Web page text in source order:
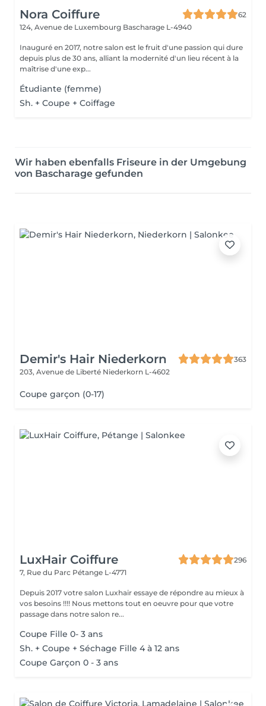
Nora Coiffure
62
124, Avenue de Luxembourg Bascharage L-4940
Inauguré en 2017, notre salon est le fruit d'une passion qui dure
depuis plus de 30 ans, alliant la modernité d'un lieu récent à la
maîtrise d'une exp...
Étudiante (femme)
Sh. + Coupe + Coiffage
Wir haben ebenfalls Friseure in der Umgebung
von Bascharage gefunden
Demir's Hair Niederkorn
363
203, Avenue de Liberté Niederkorn L-4602
Coupe garçon (0-17)
LuxHair Coiffure
296
7, Rue du Parc Pétange L-4771
Depuis 2017 votre salon Luxhair essaye de répondre au mieux à
vos besoins !!!! Nous mettons tout en oeuvre pour que votre
passage dans notre salon re...
Coupe Fille 0- 3 ans
Sh. + Coupe + Séchage Fille 4 à 12 ans
Coupe Garçon 0 - 3 ans